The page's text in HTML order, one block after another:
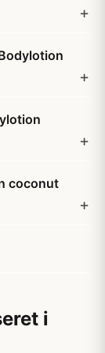
coconut
i